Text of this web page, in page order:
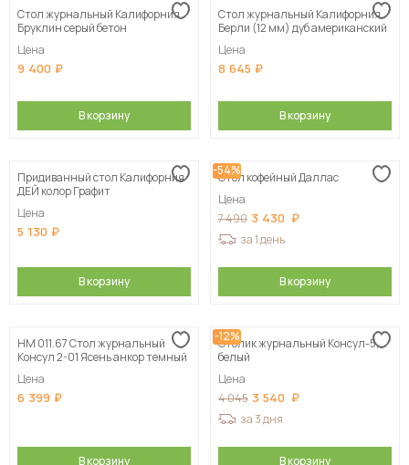
Стол журнальный Калифорния
Бруклин серый бетон
Цена
9 400
В корзину
Стол журнальный Калифорния
Берли (12 мм) дуб американский
Цена
8 645
В корзину
Придиванный стол Калифорния
ДЕЙ колор Графит
Цена
5 130
В корзину
-54%
Стол кофейный Даллас
Цена
7 490 3 430
за 1 день
В корзину
НМ 011.67 Стол журнальный
Консул 2-01 Ясень анкор темный
Цена
6 399
В корзину
-12%
Столик журнальный Консул-5,
белый
Цена
4 045 3 540
за 3 дня
В корзину